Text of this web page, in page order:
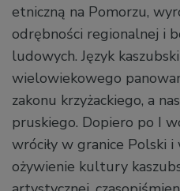
etniczną na Pomorzu,
odrębności regionalnej i
ludowych. Język
wielowiekowego
zakonu krzyżackiego, a
pruskiego. Dopiero po I
wróciły w granice Polski
ożywienie kultury